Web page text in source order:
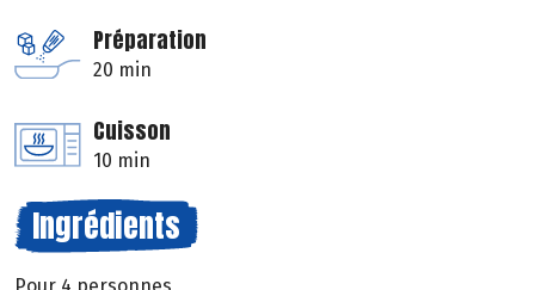
Préparation
20 min
Cuisson
10 min
Ingrédients